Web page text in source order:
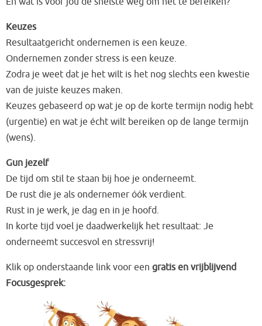
Keuzes
Resultaatgericht ondernemen is een keuze.
Ondernemen zonder stress is een keuze.
Zodra je weet dat je het wilt is het nog slechts een kwestie
van de juiste keuzes maken.
Keuzes gebaseerd op wat je op de korte termijn nodig hebt
(urgentie) en wat je écht wilt bereiken op de lange termijn
(wens).
Gun jezelf
De tijd om stil te staan bij hoe je onderneemt.
De rust die je als ondernemer óók verdient.
Rust in je werk, je dag en in je hoofd.
In korte tijd voel je daadwerkelijk het resultaat: Je
onderneemt succesvol en stressvrij!
Klik op onderstaande link voor een gratis en vrijblijvend
Focusgesprek: